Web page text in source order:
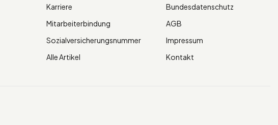
Karriere
Mitarbeiterbindung
Sozialversicherungsnummer
Alle Artikel
Bundesdatenschutz
AGB
Impressum
Kontakt